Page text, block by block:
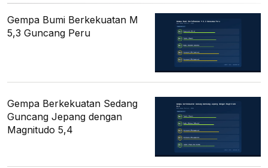
Gempa Bumi Berkekuatan M
5,3 Guncang Peru
Gempa Berkekuatan Sedang
Guncang Jepang dengan
Magnitudo 5,4